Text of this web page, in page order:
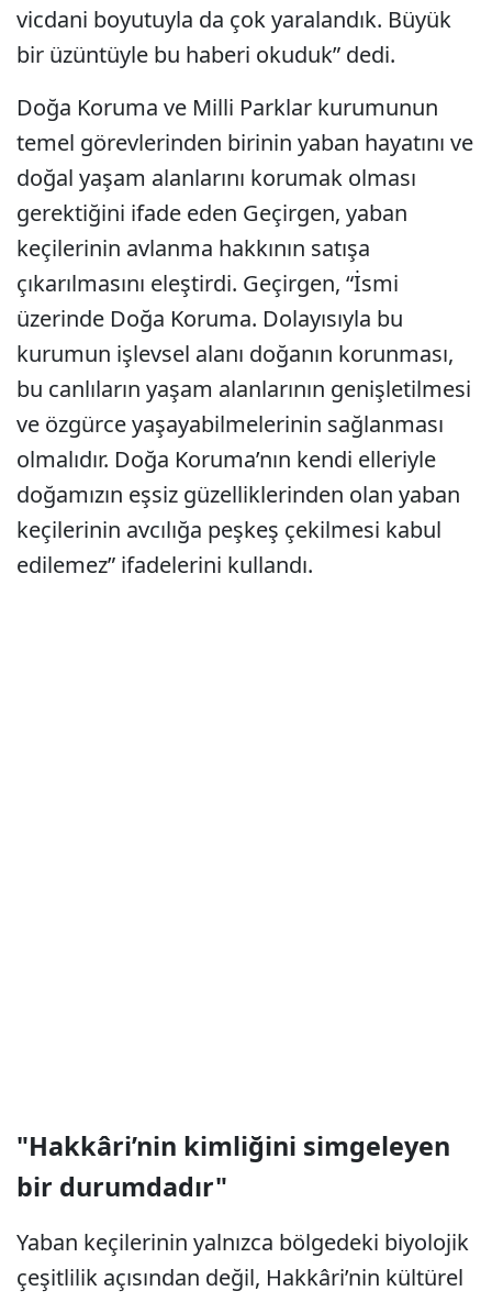
vicdani boyutuyla da çok yaralandık. Büyük
bir üzüntüyle bu haberi okuduk” dedi.
Doğa Koruma ve Milli Parklar kurumunun
temel görevlerinden birinin yaban hayatını ve
doğal yaşam alanlarını korumak olması
gerektiğini ifade eden Geçirgen, yaban
keçilerinin avlanma hakkının satışa
çıkarılmasını eleştirdi. Geçirgen, “İsmi
üzerinde Doğa Koruma. Dolayısıyla bu
kurumun işlevsel alanı doğanın korunması,
bu canlıların yaşam alanlarının genişletilmesi
ve özgürce yaşayabilmelerinin sağlanması
olmalıdır. Doğa Koruma’nın kendi elleriyle
doğamızın eşsiz güzelliklerinden olan yaban
keçilerinin avcılığa peşkeş çekilmesi kabul
edilemez” ifadelerini kullandı.
"Hakkâri’nin kimliğini simgeleyen
bir durumdadır"
Yaban keçilerinin yalnızca bölgedeki biyolojik
çeşitlilik açısından değil, Hakkâri’nin kültürel